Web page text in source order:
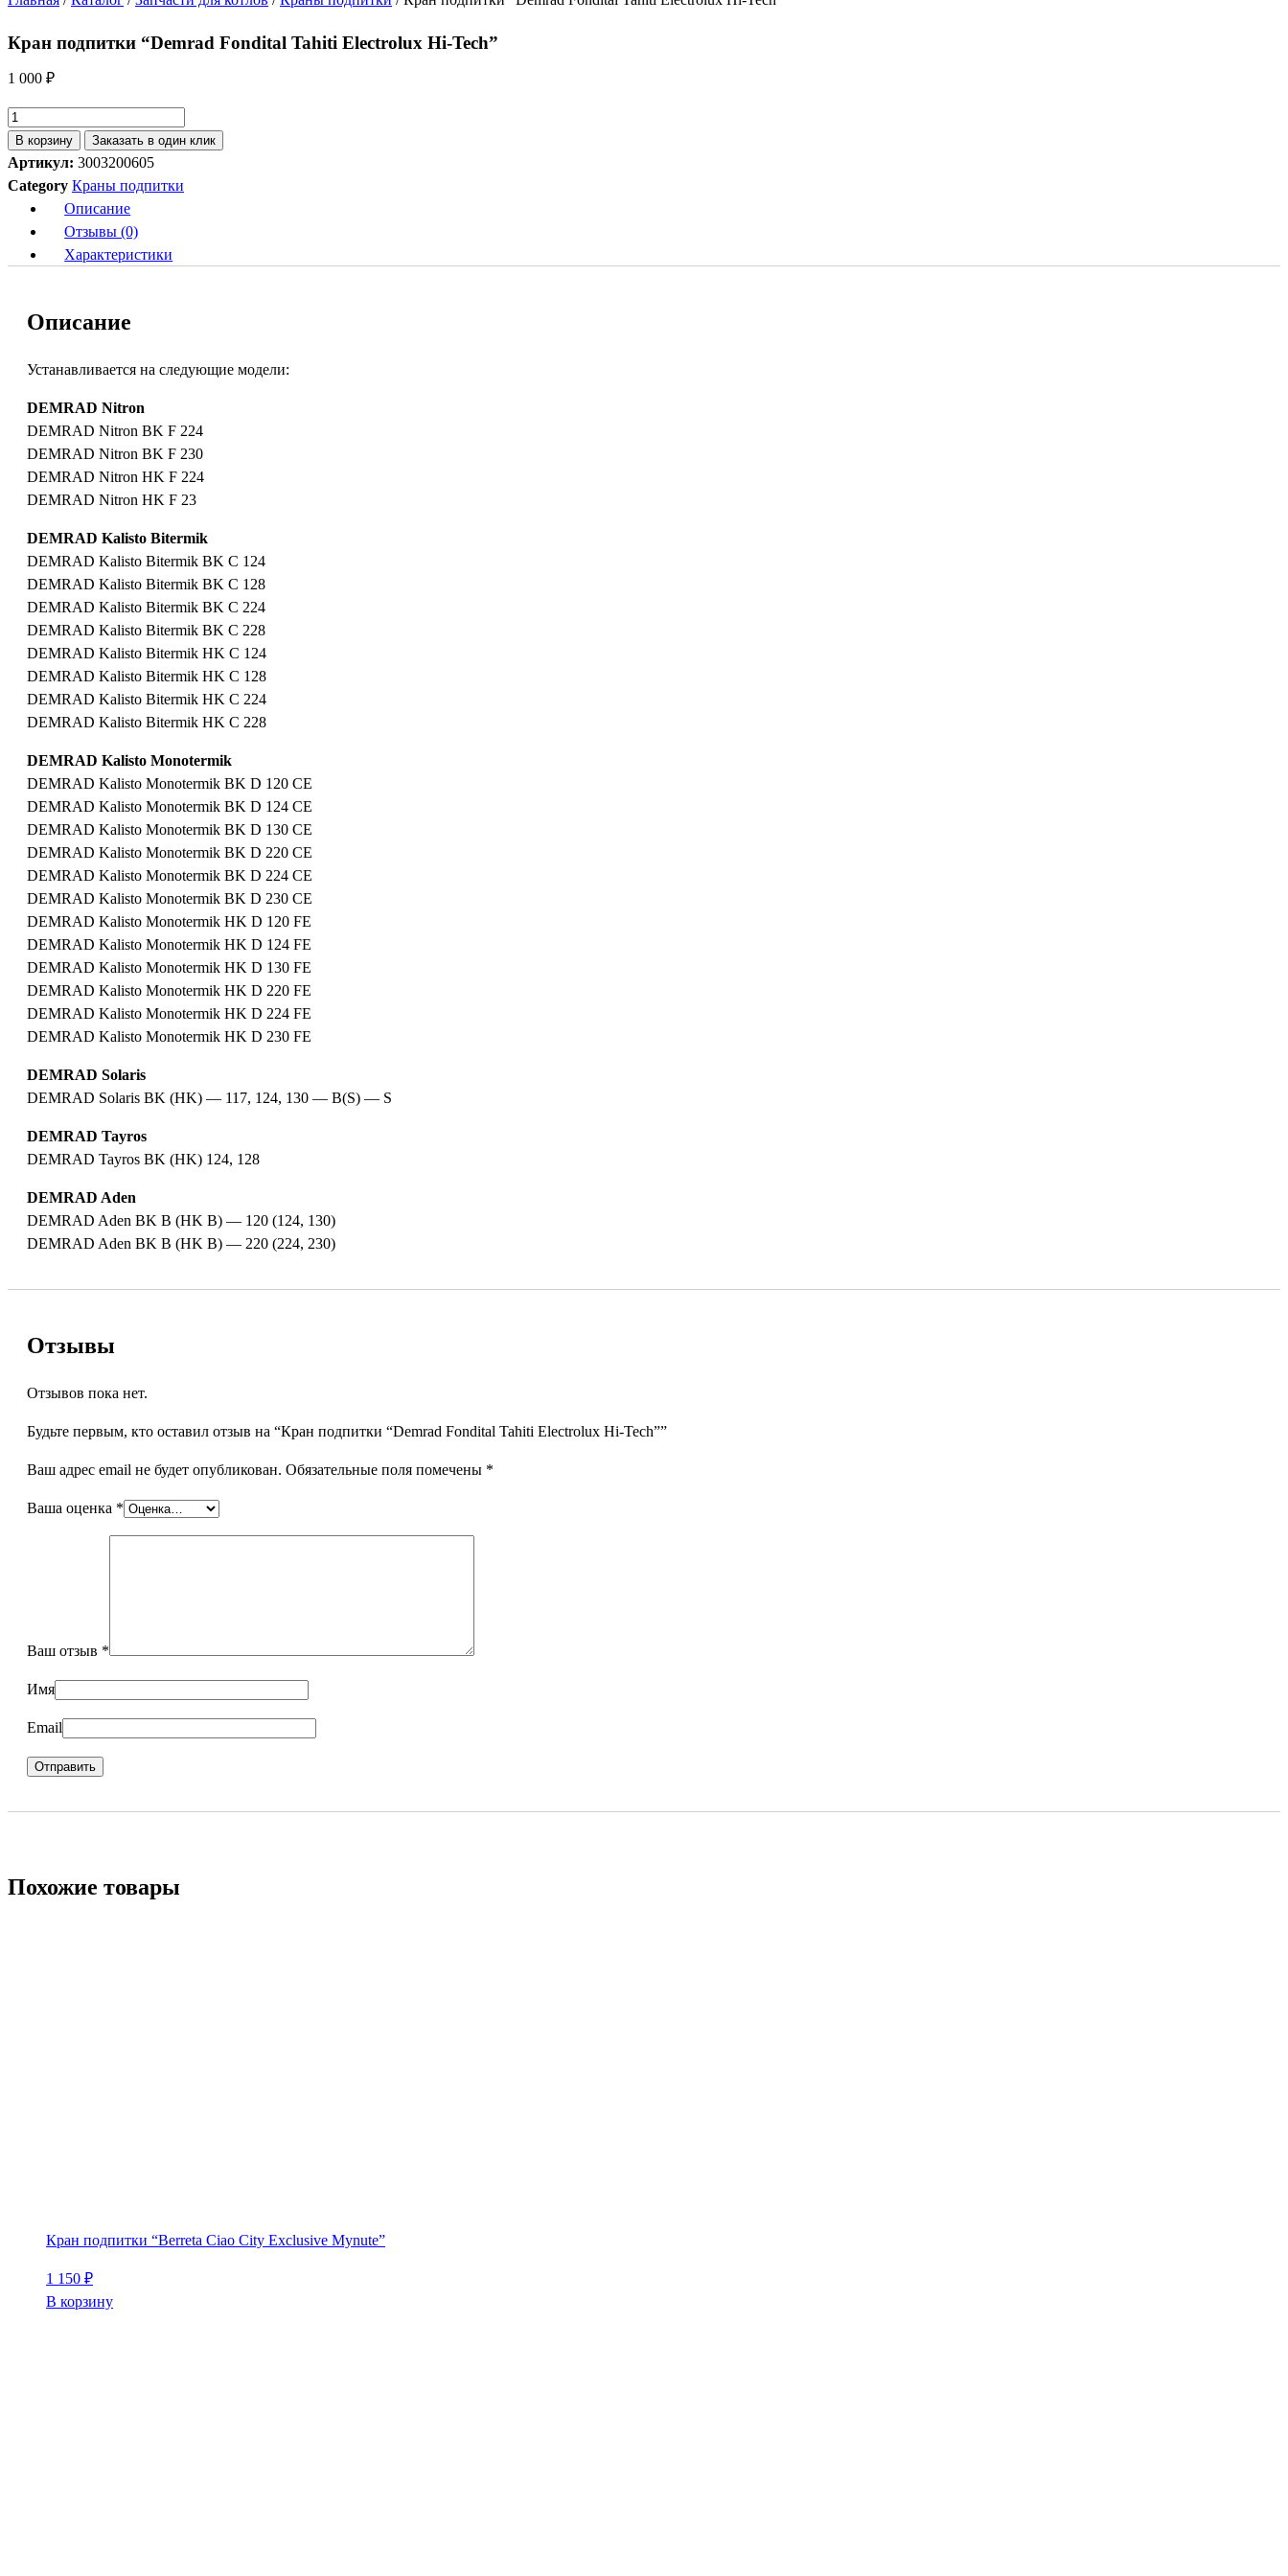
Кран подпитки “Demrad Fondital Tahiti Electrolux Hi-Tech”
1 000 ₽
Количество
товара
Кран
подпитки
"Demrad
Fondital
Tahiti
Tech"
В корзину Заказать в один клик
Артикул: 3003200605
Category Краны подпитки
Описание
Отзывы (0)
Характеристики
Описание
Устанавливается на следующие модели:
DEMRAD Nitron
DEMRAD Nitron BK F 224
DEMRAD Nitron BK F 230
DEMRAD Nitron HK F 224
DEMRAD Nitron HK F 23
DEMRAD Kalisto Bitermik
DEMRAD Kalisto Bitermik BK C 124
DEMRAD Kalisto Bitermik BK C 128
DEMRAD Kalisto Bitermik BK C 224
DEMRAD Kalisto Bitermik BK C 228
DEMRAD Kalisto Bitermik HK C 124
DEMRAD Kalisto Bitermik HK C 128
DEMRAD Kalisto Bitermik HK C 224
DEMRAD Kalisto Bitermik HK C 228
DEMRAD Kalisto Monotermik
DEMRAD Kalisto Monotermik BK D 120 CE
DEMRAD Kalisto Monotermik BK D 124 CE
DEMRAD Kalisto Monotermik BK D 130 CE
DEMRAD Kalisto Monotermik BK D 220 CE
DEMRAD Kalisto Monotermik BK D 224 CE
DEMRAD Kalisto Monotermik BK D 230 CE
DEMRAD Kalisto Monotermik HK D 120 FE
DEMRAD Kalisto Monotermik HK D 124 FE
DEMRAD Kalisto Monotermik HK D 130 FE
DEMRAD Kalisto Monotermik HK D 220 FE
DEMRAD Kalisto Monotermik HK D 224 FE
DEMRAD Kalisto Monotermik HK D 230 FE
DEMRAD Solaris
DEMRAD Solaris BK (HK) — 117, 124, 130 — B(S) — S
DEMRAD Tayros
DEMRAD Tayros BK (HK) 124, 128
DEMRAD Aden
DEMRAD Aden BK B (HK B) — 120 (124, 130)
DEMRAD Aden BK B (HK B) — 220 (224, 230)
Отзывы
Отзывов пока нет.
Будьте первым, кто оставил отзыв на “Кран подпитки “Demrad Fondital Tahiti Electrolux Hi-Tech””
Ваш адрес email не будет опубликован. Обязательные поля помечены *
Ваша оценка *
Ваш отзыв *
Имя
Email
Похожие товары
Кран подпитки “Berreta Ciao City Exclusive Mynute”
1 150 ₽
В корзину